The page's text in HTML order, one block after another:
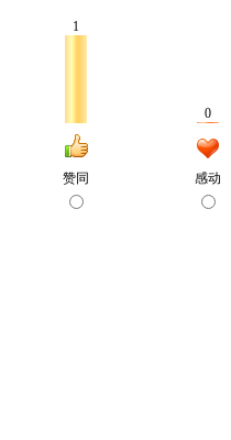
1
赞同
0
感动